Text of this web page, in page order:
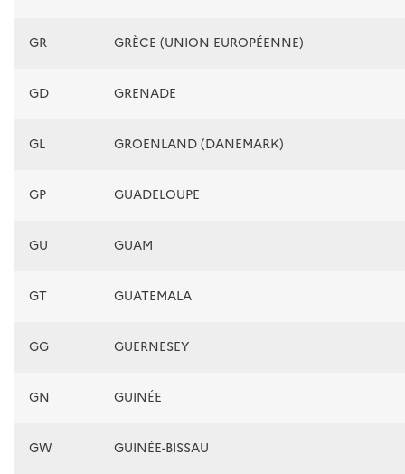
GR GRÈCE (UNION EUROPÉENNE)
GD GRENADE
GL GROENLAND (DANEMARK)
GP GUADELOUPE
GU GUAM
GT GUATEMALA
GG GUERNESEY
GN GUINÉE
GW GUINÉE-BISSAU